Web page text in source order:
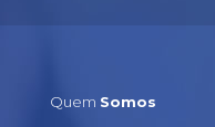
Quem Somos